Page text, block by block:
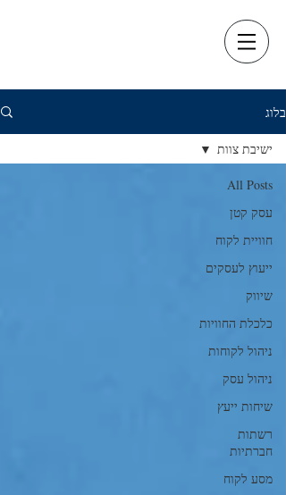
בלוג
All Posts
עסק קטן
חוויית לקוח
ייעוץ לעסקים
שיווק
כלכלת החוויות
ניהול לקוחות
ניהול עסק
שיחות ייעץ
רשתות
חברתיות
מסע לקוח
ישיבת צוות